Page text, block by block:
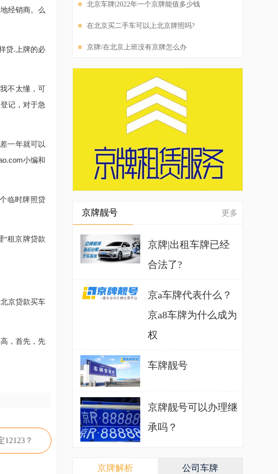
经销商。 么
贷.上牌的必
不太懂，可
记，对于急
一年就可以
小编和
临时牌照贷
“租京牌贷款
京贷款买车
，首先，先
？
■ 北京车牌|2022年一个京牌能值多少钱
■ 在北京买二手车可以上北京牌照吗?
■ 京牌/在北京上班没有京牌怎么办
京牌靓号 更多
京牌|出租车牌已经
合法了?
京a车牌代表什么？
京a8车牌为什么成为
权
车牌靓号
京牌靓号可以办理继
承吗？
京牌解析 公司车牌